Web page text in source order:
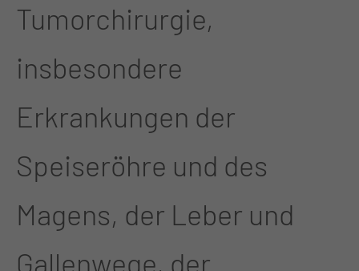
Tumorchirurgie,
insbesondere
Erkrankungen der
Speiseröhre und des
Magens, der Leber und
Gallenwege, der